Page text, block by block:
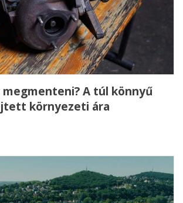
megmenteni? A túl könnyű
környezeti ára